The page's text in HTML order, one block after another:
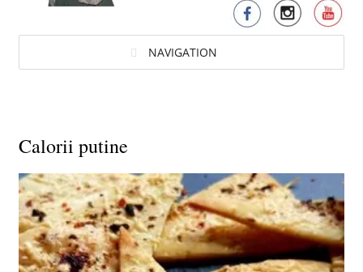
NAVIGATION
Calorii putine